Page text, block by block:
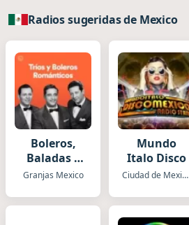
Radios sugeridas de Mexico
Boleros,
Baladas y
Más
Granjas Mexico
Mundo
Italo Disco
Ciudad de Mexico